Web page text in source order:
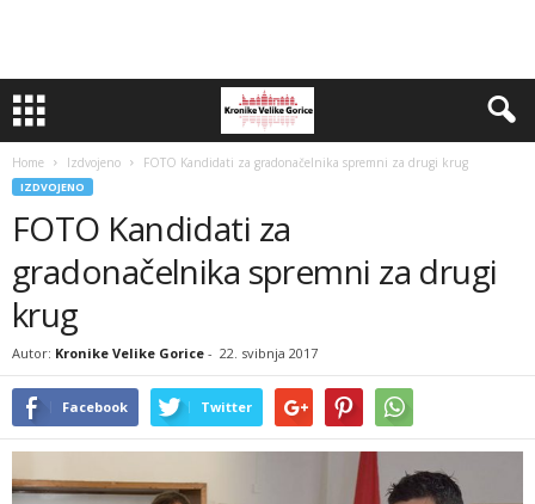
Home Izdvojeno FOTO Kandidati za gradonačelnika spremni za drugi krug
IZDVOJENO
FOTO Kandidati za
gradonačelnika spremni za drugi
krug
Autor: Kronike Velike Gorice - 22. svibnja 2017
Facebook Twitter